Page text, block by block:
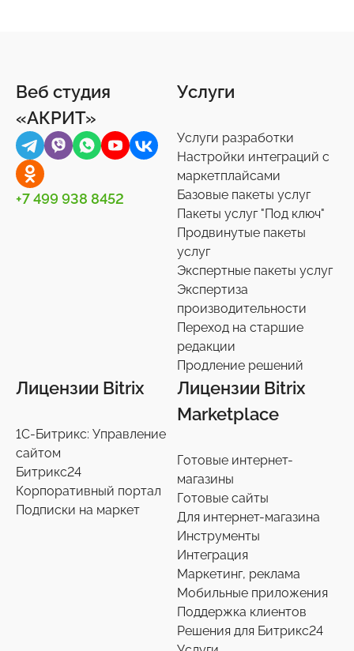
Товары для животных
Украшения, аксессуары
Универсальные 36
Корпоративный портал71
Подписки на маркет
Импорт/экспорт
Инструменты
Контакты 0
Сотрудники
Телефония3
Настройки интеграций с маркетплайсами
Экспертиза производительности 9
Переход на старшие редакции8
Веб студия
«АКРИТ»
+7 499 938 8452
Услуги
Услуги разработки
Настройки интеграций с
маркетплайсами
Базовые пакеты услуг
Пакеты услуг "Под ключ"
Продвинутые пакеты
услуг
Экспертные пакеты услуг
Экспертиза
производительности
Переход на старшие
редакции
Продление решений
Лицензии Bitrix
1С-Битрикс: Управление
сайтом
Битрикс24
Корпоративный портал
Подписки на маркет
Лицензии Bitrix
Marketplace
Готовые интернет-
магазины
Готовые сайты
Для интернет-магазина
Инструменты
Интеграция
Маркетинг, реклама
Мобильные приложения
Поддержка клиентов
Решения для Битрикс24